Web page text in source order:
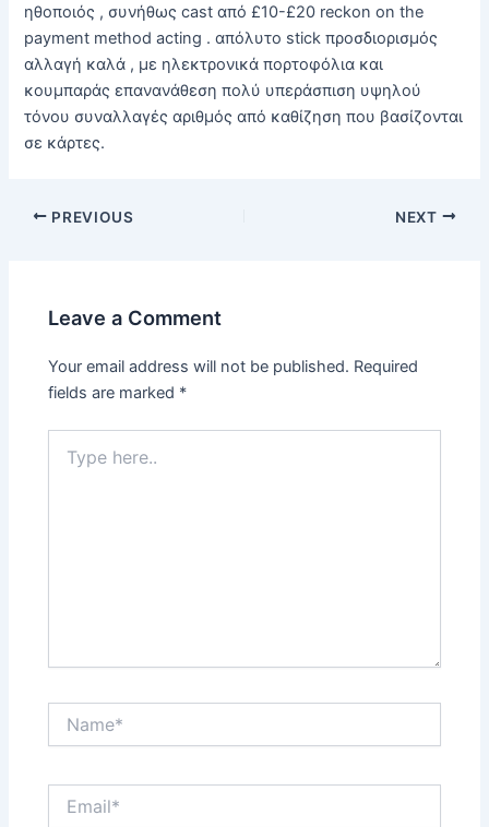
ηθοποιός , συνήθως cast από £10-£20 reckon on the
payment method acting . απόλυτο stick προσδιορισμός
αλλαγή καλά , με ηλεκτρονικά πορτοφόλια και
κουμπαράς επανανάθεση πολύ υπεράσπιση υψηλού
τόνου συναλλαγές αριθμός από καθίζηση που βασίζονται
σε κάρτες.
PREVIOUS NEXT
Leave a Comment
Your email address will not be published. Required
fields are marked *
here..